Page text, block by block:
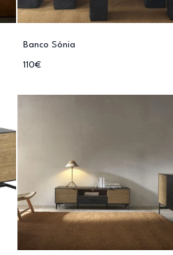
Banco Sónia
110€